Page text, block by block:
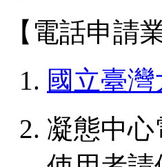
【電話申請
1. 國立臺
2. 凝態中